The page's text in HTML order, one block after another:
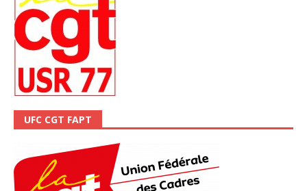
UFC CGT FAPT